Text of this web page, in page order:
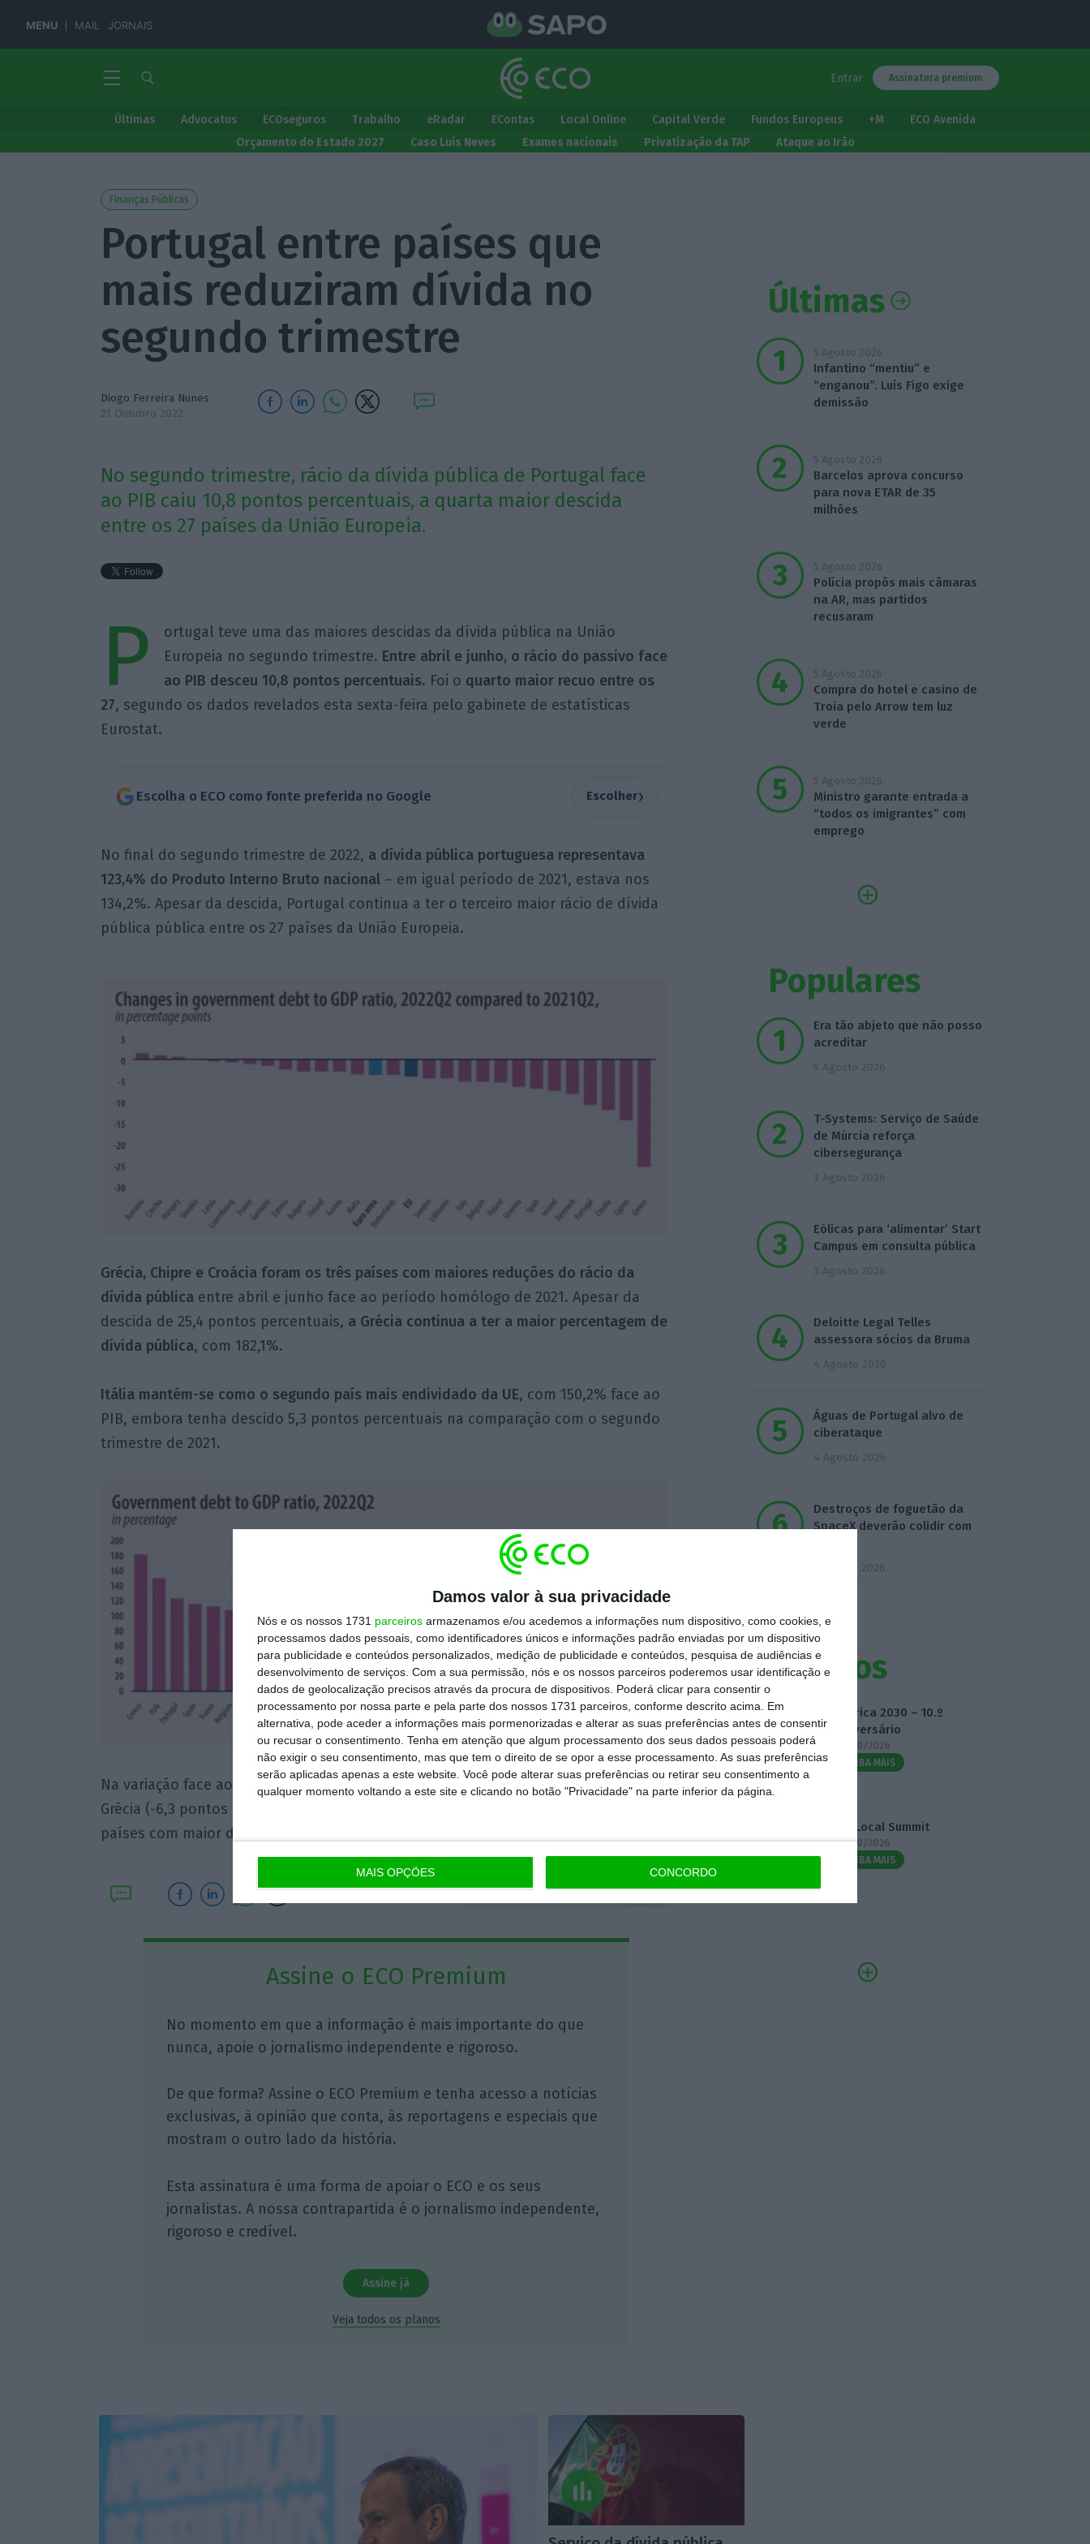
Damos valor à sua privacidade
Nós e os nossos 1731 parceiros armazenamos e/ou acedemos a informações num dispositivo, como cookies, e
processamos dados pessoais, como identificadores únicos e informações padrão enviadas por um dispositivo
para publicidade e conteúdos personalizados, medição de publicidade e conteúdos, pesquisa de audiências e
desenvolvimento de serviços. Com a sua permissão, nós e os nossos parceiros poderemos usar identificação e
dados de geolocalização precisos através da procura de dispositivos. Poderá clicar para consentir o
processamento por nossa parte e pela parte dos nossos 1731 parceiros, conforme descrito acima. Em
alternativa, pode aceder a informações mais pormenorizadas e alterar as suas preferências antes de consentir
ou recusar o consentimento. Tenha em atenção que algum processamento dos seus dados pessoais poderá
não exigir o seu consentimento, mas que tem o direito de se opor a esse processamento. As suas preferências
serão aplicadas apenas a este website. Você pode alterar suas preferências ou retirar seu consentimento a
qualquer momento voltando a este site e clicando no botão "Privacidade" na parte inferior da página.
MAIS OPÇÕES CONCORDO
MENU MAIL JORNAIS
Entrar Assinatura premium
Últimas Advocatus ECOseguros Trabalho eRadar EContas Local Online Capital Verde Fundos Europeus +M
ECO Avenida
Orçamento do Estado 2027
Caso Luís Neves Exames nacionais Privatização da TAP Ataque ao Irão
Finanças Públicas
Portugal entre países que
mais reduziram dívida no
segundo trimestre
Diogo Ferreira Nunes
21 Outubro 2022
No segundo trimestre, rácio da dívida pública de Portugal face
ao PIB caiu 10,8 pontos percentuais, a quarta maior descida
entre os 27 países da União Europeia.
P
ortugal teve uma das maiores descidas da dívida pública na União
Europeia no segundo trimestre. Entre abril e junho, o rácio do passivo face
ao PIB desceu 10,8 pontos percentuais. Foi o quarto maior recuo entre os
27, segundo os dados revelados esta sexta-feira pelo gabinete de estatísticas
Eurostat.
Escolha o ECO como fonte preferida no Google Escolher›
No final do segundo trimestre de 2022, a dívida pública portuguesa representava
123,4% do Produto Interno Bruto nacional– em igual período de 2021, estava nos
134,2%. Apesar da descida, Portugal continua a ter o terceiro maior rácio de dívida
pública pública entre os 27 países da União Europeia.
Grécia, Chipre e Croácia foram os três países com maiores reduções do rácio da
dívida públicaentre abril e junho face ao período homólogo de 2021. Apesar da
descida de 25,4 pontos percentuais, a Grécia continua a ter a maior percentagem de
dívida pública, com 182,1%.
Itália mantém-se como o segundo país mais endividado da UE, com 150,2% face ao
PIB, embora tenha descido 5,3 pontos percentuais na comparação com o segundo
trimestre de 2021.
Na variação face ao primeiro trimestre deste ano, Chipre (-6,8 pontos percentuais),
Grécia (-6,3 pontos percentuais) e Croácia (-3 pontos percentuais) foram os três
países com maior descida do rácio dívida pública face ao PIB.
Assine o ECO Premium
No momento em que a informação é mais importante do que
nunca, apoie o jornalismo independente e rigoroso.
De que forma? Assine o ECO Premium e tenha acesso a notícias
exclusivas, à opinião que conta, às reportagens e especiais que
mostram o outro lado da história.
Esta assinatura é uma forma de apoiar o ECO e os seus
jornalistas. A nossa contrapartida é o jornalismo independente,
rigoroso e credível.
Assine já
Veja todos os planos
Últimas
5 Agosto 2026
Infantino “mentiu” e
“enganou”. Luís Figo exige
demissão
5 Agosto 2026
Barcelos aprova concurso
para nova ETAR de 35
milhões
5 Agosto 2026
Polícia propôs mais câmaras
na AR, mas partidos
recusaram
5 Agosto 2026
Compra do hotel e casino de
Troia pelo Arrow tem luz
verde
5 Agosto 2026
Ministro garante entrada a
“todos os imigrantes” com
emprego
Populares
Era tão abjeto que não posso
acreditar
5 Agosto 2026
T-Systems: Serviço de Saúde
de Múrcia reforça
cibersegurança
3 Agosto 2026
Eólicas para ‘alimentar’ Start
Campus em consulta pública
3 Agosto 2026
Deloitte Legal Telles
assessora sócios da Bruma
4 Agosto 2026
Águas de Portugal alvo de
ciberataque
4 Agosto 2026
Destroços de foguetão da
SpaceX deverão colidir com
5 Agosto 2026
Eventos
Fábrica 2030 – 10.º
Aniversário
14/10/2026
SAIBA MAIS
3.º Local Summit
07/10/2026
SAIBA MAIS